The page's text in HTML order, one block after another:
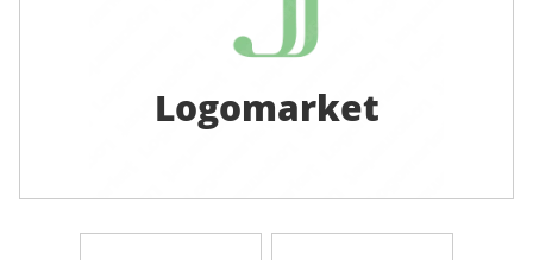
Logomarket